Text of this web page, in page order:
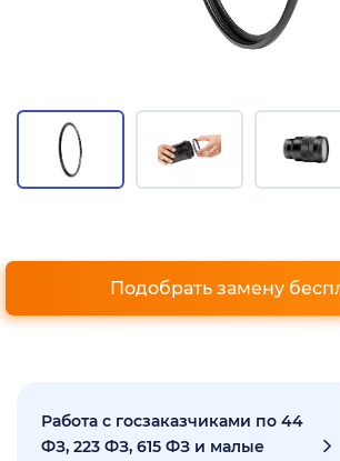
Подобрать замену
Работа с госзаказчиками по 44
ФЗ, 223 ФЗ, 615 ФЗ и малые